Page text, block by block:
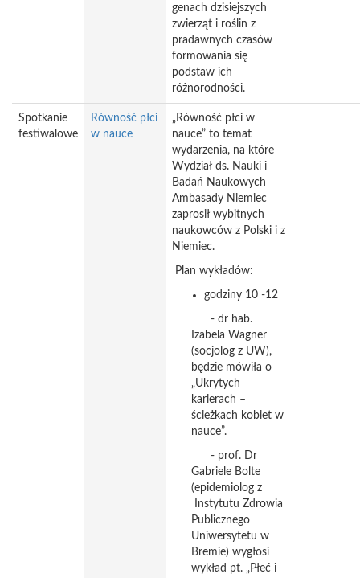
genach dzisiejszych
zwierząt i roślin z
pradawnych czasów
formowania się
podstaw ich
różnorodności.
Spotkanie
festiwalowe
Równość płci
w nauce
„Równość płci w
nauce” to temat
wydarzenia, na które
Wydział ds. Nauki i
Badań Naukowych
Ambasady Niemiec
zaprosił wybitnych
naukowców z Polski i z
Niemiec.
Plan wykładów:
godziny 10 -12
- dr hab.
Izabela Wagner
(socjolog z UW),
będzie mówiła o
„Ukrytych
karierach –
ścieżkach kobiet w
nauce”.
- prof. Dr
Gabriele Bolte
(epidemiolog z
Instytutu Zdrowia
Publicznego
Uniwersytetu w
Bremie) wygłosi
wykład pt. „Płeć i